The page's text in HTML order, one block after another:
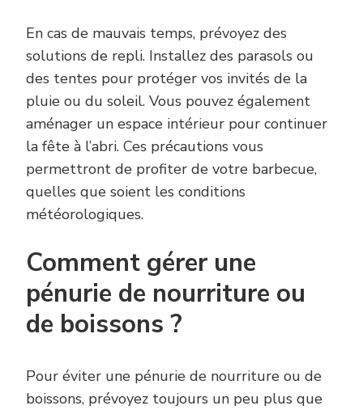
En cas de mauvais temps, prévoyez des
solutions de repli. Installez des parasols ou
des tentes pour protéger vos invités de la
pluie ou du soleil. Vous pouvez également
aménager un espace intérieur pour continuer
la fête à l’abri. Ces précautions vous
permettront de profiter de votre barbecue,
quelles que soient les conditions
météorologiques.
Comment gérer une
pénurie de nourriture ou
de boissons ?
Pour éviter une pénurie de nourriture ou de
boissons, prévoyez toujours un peu plus que